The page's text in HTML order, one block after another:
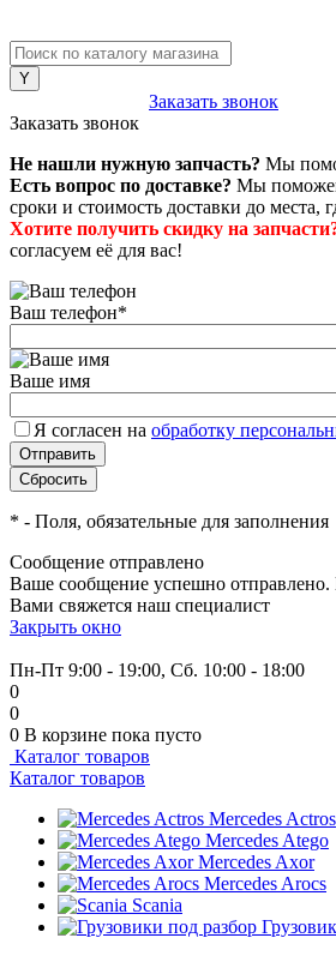
Заказать звонок
Заказать звонок
Не нашли нужную запчасть? Мы
Есть вопрос по доставке? Мы
сроки и стоимость доставки до места,
Хотите получить скидку на
согласуем её для вас!
Ваш телефон*
Ваше имя
Я согласен на обработку
* - Поля, обязательные для заполнения
Сообщение отправлено
Ваше сообщение успешно
Вами свяжется наш специалист
Закрыть окно
Пн-Пт 9:00 - 19:00, Сб. 10:00 - 18:00
0
0
0 В корзине пока пусто
Каталог товаров
Каталог товаров
Mercedes Actros
Mercedes Atego
Mercedes Axor
Mercedes Arocs
Scania